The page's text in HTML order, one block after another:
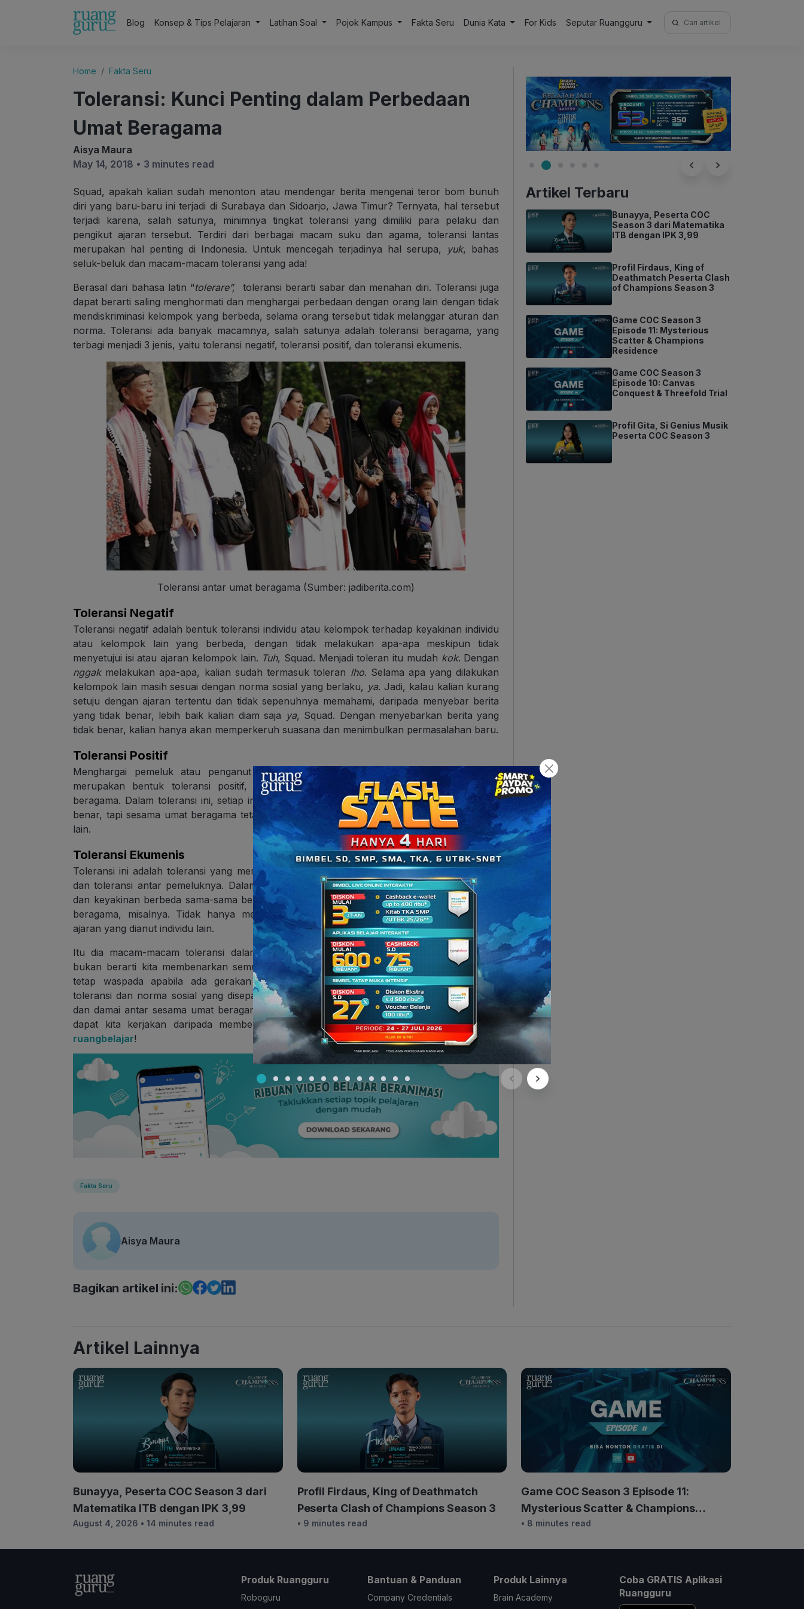
Blog Konsep & Tips Pelajaran Latihan Soal Pojok Kampus Fakta Seru Dunia Kata For Kids Seputar Ruangguru
Search
for:
Home Fakta Seru
Toleransi: Kunci Penting dalam Perbedaan
Umat Beragama
Aisya Maura
May 14, 2018 • 3 minutes read
Squad, apakah kalian sudah menonton atau mendengar berita mengenai teror bom bunuh
diri yang baru-baru ini terjadi di Surabaya dan Sidoarjo, Jawa Timur? Ternyata, hal tersebut
terjadi karena, salah satunya, minimnya tingkat toleransi yang dimiliki para pelaku dan
pengikut ajaran tersebut. Terdiri dari berbagai macam suku dan agama, toleransi lantas
merupakan hal penting di Indonesia. Untuk mencegah terjadinya hal serupa, yuk, bahas
seluk-beluk dan macam-macam toleransi yang ada!
Berasal dari bahasa latin “tolerare”,toleransi berarti sabar dan menahan diri. Toleransi juga
dapat berarti saling menghormati dan menghargai perbedaan dengan orang lain dengan tidak
mendiskriminasi kelompok yang berbeda, selama orang tersebut tidak melanggar aturan dan
norma. Toleransi ada banyak macamnya, salah satunya adalah toleransi beragama, yang
terbagi menjadi 3 jenis, yaitu toleransi negatif, toleransi positif, dan toleransi ekumenis.
Toleransi antar umat beragama (Sumber: jadiberita.com)
Toleransi Negatif
Toleransi negatif adalah bentuk toleransi individu atau kelompok terhadap keyakinan individu
atau kelompok lain yang berbeda, dengan tidak melakukan apa-apa meskipun tidak
menyetujui isi atau ajaran kelompok lain. Tuh, Squad. Menjadi toleran itu mudah kok. Dengan
nggak melakukan apa-apa, kalian sudah termasuk toleran lho. Selama apa yang dilakukan
kelompok lain masih sesuai dengan norma sosial yang berlaku, ya. Jadi, kalau kalian kurang
setuju dengan ajaran tertentu dan tidak sepenuhnya memahami, daripada menyebar berita
yang tidak benar, lebih baik kalian diam saja ya, Squad. Dengan menyebarkan berita yang
tidak benar, kalian hanya akan memperkeruh suasana dan menimbulkan permasalahan baru.
Toleransi Positif
Menghargai pemeluk atau penganut paham lain meski tidak menyetujui isi ajarannya
merupakan bentuk toleransi positif, Squad. Contohnya adalah toleransi sesama umat
beragama. Dalam toleransi ini, setiap individu meyakini bahwa agama yang dianutnya paling
benar, tapi sesama umat beragama tetap harus tetap menghargai dan menghormati individu
lain.
Toleransi Ekumenis
Toleransi ini adalah toleransi yang menghargai semua bentuk perbedaan, baik itu isi ajaran
dan toleransi antar pemeluknya. Dalam toleransi ini, individu meyakini bahwa setiap agama
dan keyakinan berbeda sama-sama bernilai benar dan memiliki tujuan yang sama. Toleransi
beragama, misalnya. Tidak hanya menghargai pemeluknya, individu juga menghargai isi
ajaran yang dianut individu lain.
Itu dia macam-macam toleransi dalam toleransi beragama, Squad. Dengan bertoleransi,
bukan berarti kita membenarkan semua pandangan yang adaya.Karena kita juga harus
tetap waspada apabila ada gerakan yang ajarannya bertolakbelakang dengan prinsip
toleransi dan norma sosial yang disepakati.Alangkah indahnya kalau kita bisa hidup rukun
dan damai antar sesama umat beragama, karena
percayalahmasih banyak hal positif yang
dapat kita kerjakan daripada membenci sesama. Yuk, pelajari materi lainnya hanya di
ruangbelajar!
Fakta Seru
Aisya Maura
Bagikan artikel ini:
Artikel Terbaru
Bunayya, Peserta COC
Season 3 dari Matematika
ITB dengan IPK 3,99
Profil Firdaus, King of
Deathmatch Peserta Clash
of Champions Season 3
Game COC Season 3
Episode 11: Mysterious
Scatter & Champions
Residence
Game COC Season 3
Episode 10: Canvas
Conquest & Threefold Trial
Profil Gita, Si Genius Musik
Peserta COC Season 3
Artikel Lainnya
Bunayya, Peserta COC Season 3 dari
Matematika ITB dengan IPK 3,99
August 4, 2026 • 14 minutes read
Profil Firdaus, King of Deathmatch
Peserta Clash of Champions Season 3
• 9 minutes read
Game COC Season 3 Episode 11:
Mysterious Scatter & Champions
Residence
• 8 minutes read
Produk Ruangguru
Roboguru
Bantuan & Panduan
Company Credentials
Produk Lainnya
Brain Academy
Coba GRATIS Aplikasi
Ruangguru